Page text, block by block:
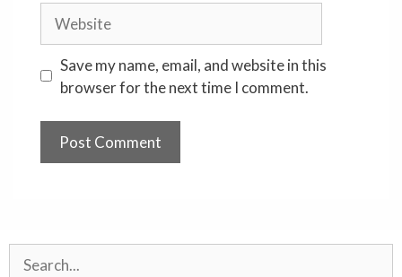
Save my name, email, and website in this
browser for the next time I comment.